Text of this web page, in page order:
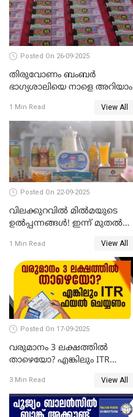
Posted On 26-09-2025
തിരുവോണം ബംബര്‍
ഭാഗ്യശാലിയെ നാളെ അറിയാം
1 Min Read View All
Posted On 22-09-2025
വിലക്കുറവിൽ മിൽമയുടെ
ഉൽപ്പന്നങ്ങൾ! ഇന്ന് മുതൽ
ഉപഭോക്താക്കൾക്ക്
1 Min Read View All
Posted On 17-09-2025
വരുമാനം 3 ലക്ഷത്തിൽ
താഴെയോ? എങ്കിലും ITR
3 Min Read View All